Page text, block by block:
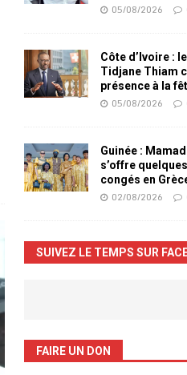
05/08/2026
Côte d’Ivoire :
Tidjane Thiam
présence à la
05/08/2026
Guinée :
s’offre
congés en
02/08/2026
SUIVEZ LE TEMPS SUR
FAIRE UN DON